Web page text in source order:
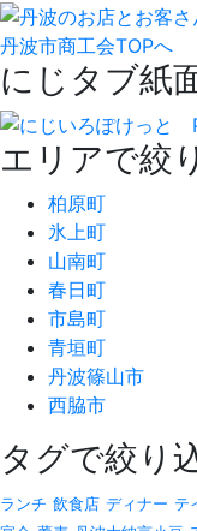
丹波市商工会TOPへ
にじタブ紙
エリアで絞
柏原町
氷上町
山南町
春日町
市島町
青垣町
丹波篠山市
西脇市
タグで絞り
ランチ 飲食店 ディナー テ